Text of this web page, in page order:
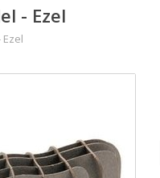
- Ezel